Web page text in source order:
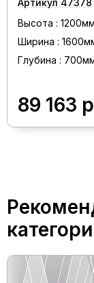
Артикул 47378
Высота : 1200мм
Ширина :
Глубина :
89 163